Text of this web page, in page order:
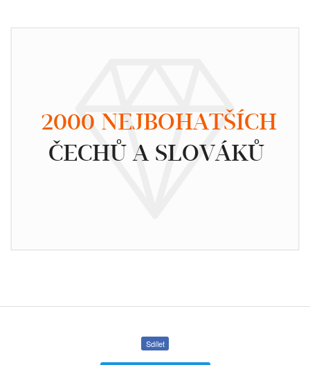
2000 NEJBOHATŠÍCH
ČECHŮ A SLOVÁKŮ
Sdílet